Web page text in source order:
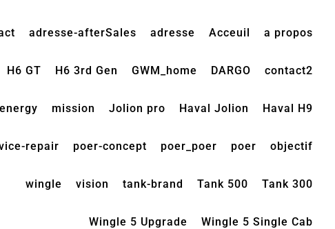
a propos
Acceuil
adresse
adresse-afterSales
contact2
DARGO
GWM_home
H6 3rd Gen
H6 GT
Haval H9
Haval Jolion
Jolion pro
mission
objectif
poer
poer_poer
poer-concept
repair
Tank 300
Tank 500
tank-brand
vision
wingle
Wingle 5 Single Cab
Wingle 5 Upgrade